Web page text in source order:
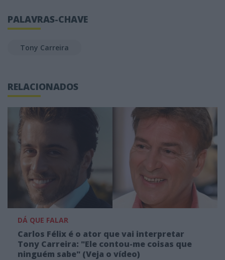
PALAVRAS-CHAVE
Tony Carreira
RELACIONADOS
DÁ QUE FALAR
Carlos Félix é o ator que vai interpretar
Tony Carreira: "Ele contou-me coisas que
ninguém sabe" (Veja o vídeo)